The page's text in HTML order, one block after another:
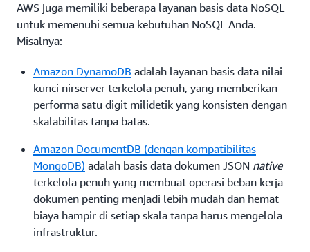
AWS juga memiliki beberapa layanan basis data NoSQL
untuk memenuhi semua kebutuhan NoSQL Anda.
Misalnya:
Amazon DynamoDB adalah layanan basis data nilai-
kunci nirserver terkelola penuh, yang memberikan
performa satu digit milidetik yang konsisten dengan
skalabilitas tanpa batas.
Amazon DocumentDB (dengan kompatibilitas
MongoDB) adalah basis data dokumen JSON native
terkelola penuh yang membuat operasi beban kerja
dokumen penting menjadi lebih mudah dan hemat
biaya hampir di setiap skala tanpa harus mengelola
infrastruktur.